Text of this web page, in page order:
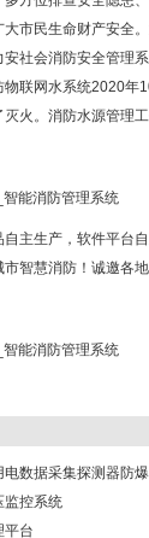
市民生命财产安全
社会消防安全管理
联网水系统2020
火。消防水源管理
主生产，软件平台
智慧消防！诚邀各地
数据采集探测器防爆
监控系统
平台